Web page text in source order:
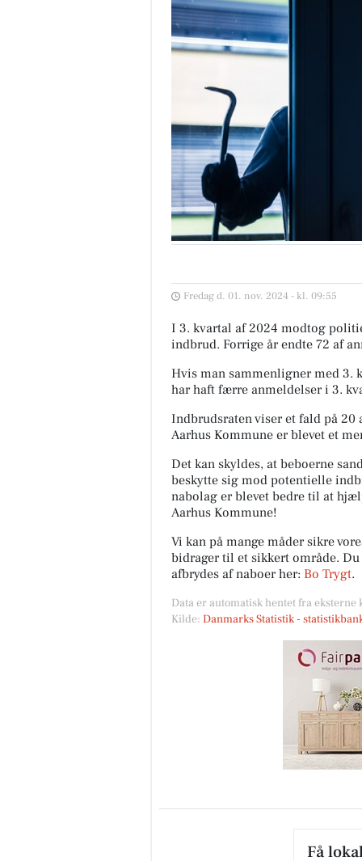
Fredag d. 01. nov. 2024 - kl. 09:55
I 3. kvartal af 2024 modtog
indbrud. Forrige år endte 72 af
Hvis man sammenligner med 3.
har haft færre anmeldelser i 3.
Indbrudsraten viser et fald på
Aarhus Kommune er blevet et
Det kan skyldes, at beboerne
beskytte sig mod potentielle
nabolag er blevet bedre til at
Aarhus Kommune!
Vi kan på mange måder sikre
bidrager til et sikkert område.
afbrydes af naboer her: Bo Trygt.
Data er automatisk hentet fra
Kilde: Danmarks Statistik -
Få
Fairpaint ApS
BÆREDYGTIGE VALG Leder
efter et bæredygtigt alternativ
uden unødvendig kemi? Så er